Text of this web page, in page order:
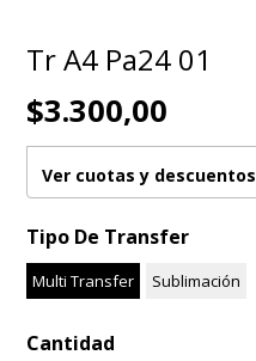
Tr A4 Pa24 01
$3.300,00
Ver cuotas y descuentos
Tipo De Transfer
Multi Transfer Sublimación
Cantidad